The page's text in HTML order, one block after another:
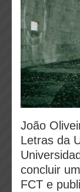
João
Letras da
concluir
FCT e